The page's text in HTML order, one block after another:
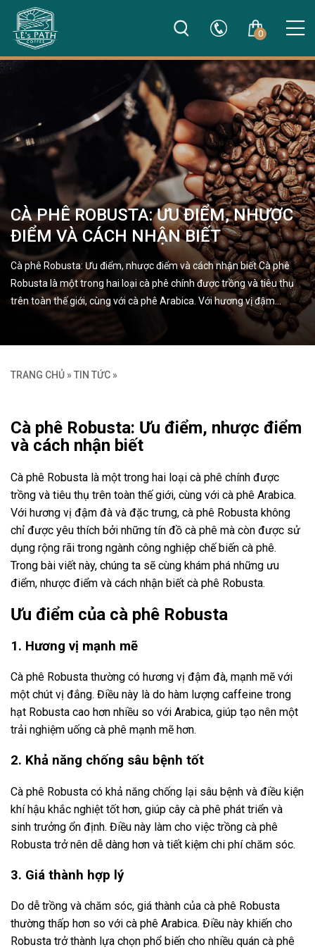
0
CÀ PHÊ ROBUSTA: ƯU ĐIỂM, NHƯỢC
ĐIỂM VÀ CÁCH NHẬN BIẾT
Cà phê Robusta: Ưu điểm, nhược điểm và cách nhận biết Cà phê
Robusta là một trong hai loại cà phê chính được trồng và tiêu thụ
trên toàn thế giới, cùng với cà phê Arabica. Với hương vị đậm…
TRANG CHỦ » TIN TỨC »
Cà phê Robusta: Ưu điểm, nhược điểm
và cách nhận biết
Cà phê Robusta là một trong hai loại cà phê chính được
trồng và tiêu thụ trên toàn thế giới, cùng với cà phê Arabica.
Với hương vị đậm đà và đặc trưng, cà phê Robusta không
chỉ được yêu thích bởi những tín đồ cà phê mà còn được sử
dụng rộng rãi trong ngành công nghiệp chế biến cà phê.
Trong bài viết này, chúng ta sẽ cùng khám phá những ưu
điểm, nhược điểm và cách nhận biết cà phê Robusta.
Ưu điểm của cà phê Robusta
1. Hương vị mạnh mẽ
Cà phê Robusta thường có hương vị đậm đà, mạnh mẽ với
một chút vị đắng. Điều này là do hàm lượng caffeine trong
hạt Robusta cao hơn nhiều so với Arabica, giúp tạo nên một
trải nghiệm uống cà phê mạnh mẽ hơn.
2. Khả năng chống sâu bệnh tốt
Cà phê Robusta có khả năng chống lại sâu bệnh và điều kiện
khí hậu khắc nghiệt tốt hơn, giúp cây cà phê phát triển và
sinh trưởng ổn định. Điều này làm cho việc trồng cà phê
Robusta trở nên dễ dàng hơn và tiết kiệm chi phí chăm sóc.
3. Giá thành hợp lý
Do dễ trồng và chăm sóc, giá thành của cà phê Robusta
thường thấp hơn so với cà phê Arabica. Điều này khiến cho
Robusta trở thành lựa chọn phổ biến cho nhiều quán cà phê